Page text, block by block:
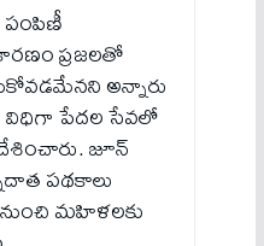
పంపిణీ
ప్ర‌జ‌ల‌తో
అన్నారు
విధిగా పేదల సేవలో
జూన్
పథకాలు
మహిళలకు